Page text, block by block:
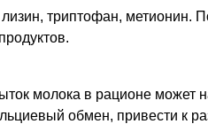
триптофан, метионин.
молока в рационе может
обмен, привести к